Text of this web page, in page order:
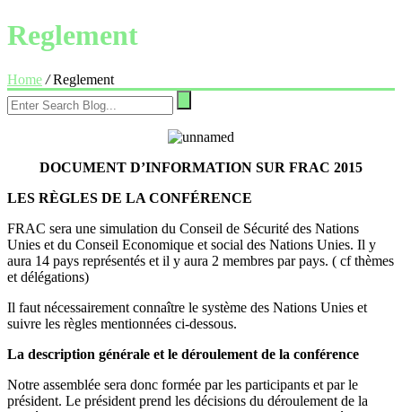
Reglement
Home /Reglement
DOCUMENT D’INFORMATION SUR FRAC 2015
LES RÈGLES DE LA CONFÉRENCE
FRAC sera une simulation du Conseil de Sécurité des Nations
Unies et du Conseil Economique et social des Nations Unies. Il y
aura 14 pays représentés et il y aura 2 membres par pays. ( cf thèmes
et délégations)
Il faut nécessairement connaître le système des Nations Unies et
suivre les règles mentionnées ci-dessous.
La description générale et le déroulement de la conférence
Notre assemblée sera donc formée par les participants et par le
président. Le président prend les décisions du déroulement de la